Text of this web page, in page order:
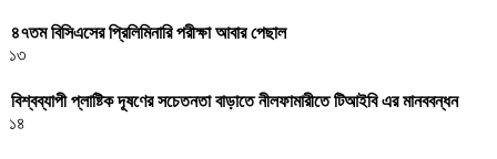
৪৭তম বিসিএসের প্রিলিমিনারি পরীক্ষা আবার পেছাল
১৩
বিশ্বব্যাপী প্লাষ্টিক দূষণের সচেতনতা বাড়াতে নীলফামারীতে টিআইবি এর মানববন্ধন
১৪